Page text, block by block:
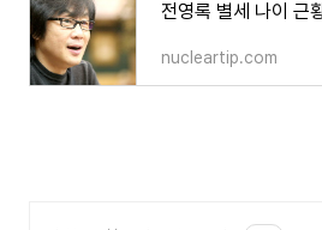
nucleartip.com